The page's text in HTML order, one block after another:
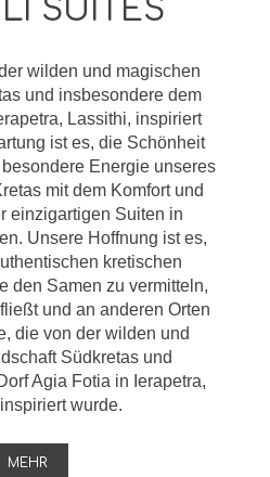
SUITES
wilden und magischen
und insbesondere dem
Lassithi, inspiriert
ist es, die Schönheit
Energie unseres
mit dem Komfort und
einzigartigen Suiten in
Unsere Hoffnung ist es,
kretischen
den Samen zu vermitteln,
und an anderen Orten
die von der wilden und
Südkretas und
Agia Fotia in Ierapetra,
wurde.
MEHR